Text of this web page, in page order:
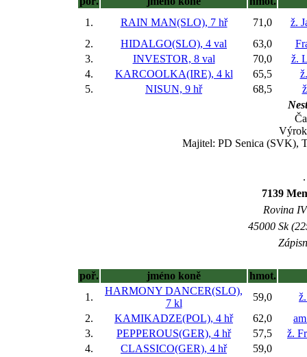
1.
RAIN MAN(SLO), 7 hř 71,0
ž.
2.
HIDALGO(SLO), 4 val 63,0
3.
INVESTOR, 8 val 70,0
ž.
4.
KARCOOLKA(IRE), 4 kl 65,5
5.
NISUN, 9 hř 68,5
Majitel: PD Senica (SVK),
7139
Rovina
45000 Sk
poř. jméno koně
hmot.
1.
HARMONY DANCER(SLO),
7 kl
59,0
2.
KAMIKADZE(POL), 4 hř 62,0
3.
PEPPEROUS(GER), 4 hř 57,5
ž.
4.
CLASSICO(GER), 4 hř
59,0